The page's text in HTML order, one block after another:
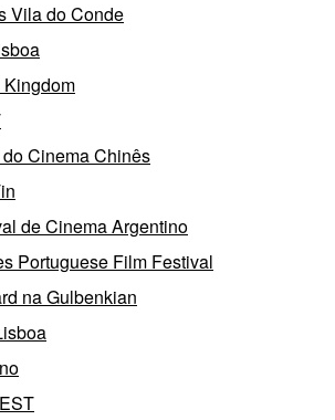
Vila do Conde
Kingdom
Cinema Chinês
de Cinema Argentino
Portuguese Film Festival
na Gulbenkian